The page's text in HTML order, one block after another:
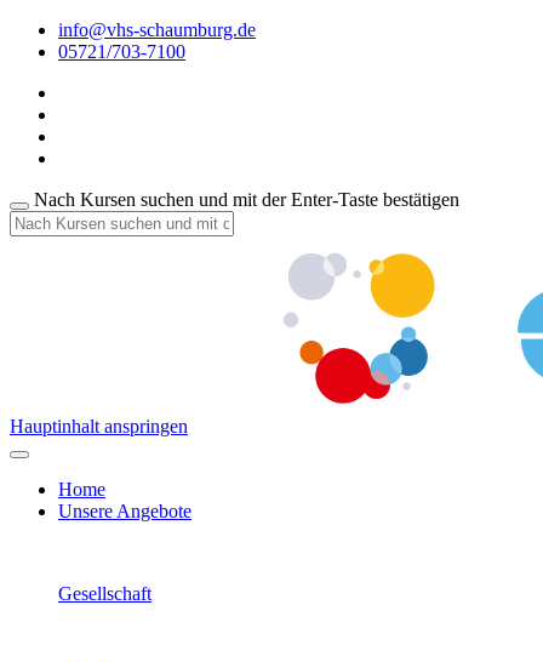
info@vhs-schaumburg.de
05721/703-7100
Nach Kursen suchen und mit der Enter-Taste bestätigen
Hauptinhalt anspringen
Home
Unsere Angebote
Gesellschaft